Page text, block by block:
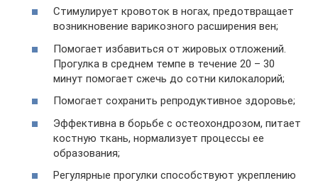
Стимулирует кровоток в ногах, предотвращает
возникновение варикозного расширения вен;
Помогает избавиться от жировых отложений.
Прогулка в среднем темпе в течение 20 – 30
минут помогает сжечь до сотни килокалорий;
Помогает сохранить репродуктивное здоровье;
Эффективна в борьбе с остеохондрозом, питает
костную ткань, нормализует процессы ее
образования;
Регулярные прогулки способствуют укреплению